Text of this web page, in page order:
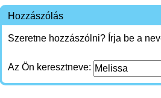
Hozzászólás
Szeretne hozzászólni? Írja be a
Az Ön keresztneve: